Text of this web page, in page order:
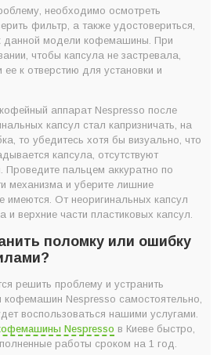
необходимо осмотреть
фильтр, а также удостовериться,
данной модели кофемашины. При
чтобы капсула не застревала,
к отверстию для установки и
аппарат Nespresso после
капсул стал капризничать, на
то убедитесь хотя бы визуально, что
капсула, отсутствуют
Проведите пальцем аккуратно по
механизма и уберите лишние
имеются. От неоригинальных капсул
верхние части пластиковых капсул.
поломку или ошибку
решить проблему и устранить
кофемашин Nespresso самостоятельно,
воспользоваться нашими услугами.
Nespresso в Киеве быстро,
работы сроком на 1 год.